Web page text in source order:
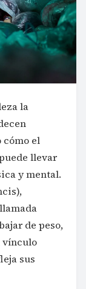
la
el
llevar
y mental.
de peso,
vínculo
sus